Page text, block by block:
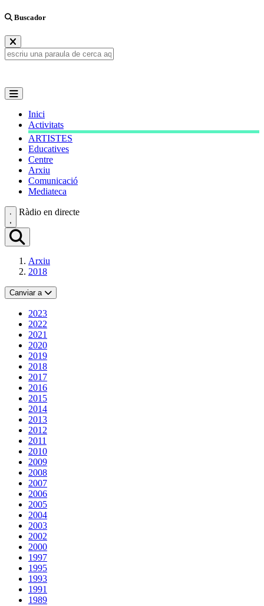
Buscador
Inici
Activitats
ARTISTES
Educatives
Centre
Arxiu
Comunicació
Mediateca
Ràdio en directe
Arxiu
2018
Canviar a
2023
2022
2021
2020
2019
2018
2017
2016
2015
2014
2013
2012
2011
2010
2009
2008
2007
2006
2005
2004
2003
2002
2000
1997
1995
1993
1991
1989